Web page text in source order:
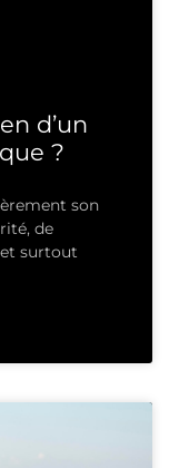
d’un
?
son
de
surtout